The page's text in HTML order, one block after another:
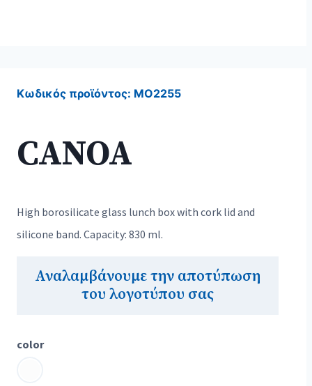
Κωδικός προϊόντος: MO2255
CANOA
High borosilicate glass lunch box with cork lid and
silicone band. Capacity: 830 ml.
Αναλαμβάνουμε την αποτύπωση
του λογοτύπου σας
color